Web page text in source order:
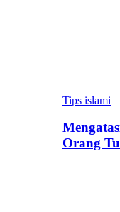
Tips islami
Orang